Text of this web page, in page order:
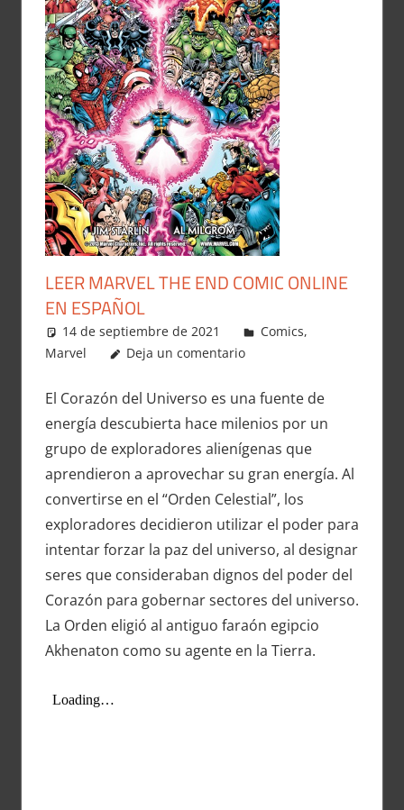
LEER MARVEL THE END COMIC ONLINE
EN ESPAÑOL
14 de septiembre de 2021 Carlitox Banana
Comics,
Marvel
Deja un comentario
El Corazón del Universo es una fuente de
energía descubierta hace milenios por un
grupo de exploradores alienígenas que
aprendieron a aprovechar su gran energía. Al
convertirse en el “Orden Celestial”, los
exploradores decidieron utilizar el poder para
intentar forzar la paz del universo, al designar
seres que consideraban dignos del poder del
Corazón para gobernar sectores del universo.
La Orden eligió al antiguo faraón egipcio
Akhenaton como su agente en la Tierra.